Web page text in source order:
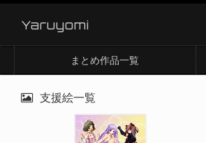
Yaruyomi
まとめ作品一覧
支援絵一覧